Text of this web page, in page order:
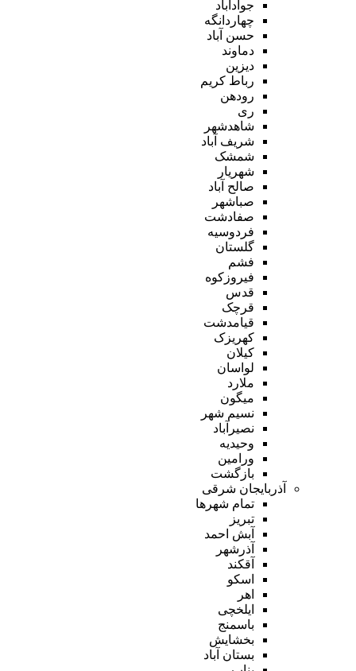
جوادآباد
چهاردانگه
حسن آباد
دماوند
دیزین
رباط کریم
رودهن
ری
شاهدشهر
شریف آباد
شمشک
شهریار
صالح آباد
صباشهر
صفادشت
فردوسیه
گلستان
فشم
فیروزکوه
قدس
قرچک
قیامدشت
کهریزک
کیلان
لواسان
ملارد
میگون
نسیم شهر
نصیرآباد
وحیدیه
ورامین
بازگشت
آذربایجان شرقی
تمام شهر‌ها
تبریز
آبش احمد
آذرشهر
آقکند
اسکو
اهر
ایلخچی
باسمنج
بخشایش
بستان آباد